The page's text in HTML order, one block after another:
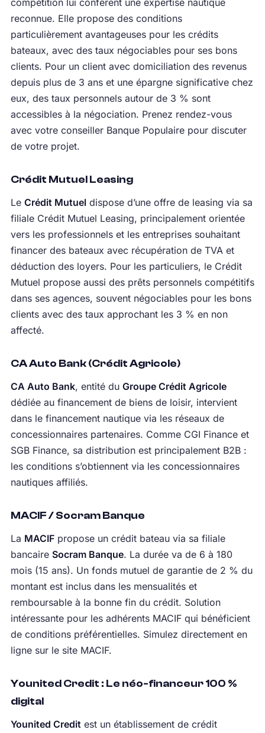
compétition lui confèrent une expertise nautique
reconnue. Elle propose des conditions
particulièrement avantageuses pour les crédits
bateaux, avec des taux négociables pour ses bons
clients. Pour un client avec domiciliation des revenus
depuis plus de 3 ans et une épargne significative chez
eux, des taux personnels autour de 3 % sont
accessibles à la négociation. Prenez rendez-vous
avec votre conseiller Banque Populaire pour discuter
de votre projet.
Crédit Mutuel Leasing
Le Crédit Mutueldispose d’une offre de leasing via sa
filiale Crédit Mutuel Leasing, principalement orientée
vers les professionnels et les entreprises souhaitant
financer des bateaux avec récupération de TVA et
déduction des loyers. Pour les particuliers, le Crédit
Mutuel propose aussi des prêts personnels compétitifs
dans ses agences, souvent négociables pour les bons
clients avec des taux approchant les 3 % en non
affecté.
CA Auto Bank (Crédit Agricole)
CA Auto Bank, entité du Groupe Crédit Agricole
dédiée au financement de biens de loisir, intervient
dans le financement nautique via les réseaux de
concessionnaires partenaires. Comme CGI Finance et
SGB Finance, sa distribution est principalement B2B :
les conditions s’obtiennent via les concessionnaires
nautiques affiliés.
MACIF / Socram Banque
La MACIFpropose un crédit bateau via sa filiale
bancaire Socram Banque. La durée va de 6 à 180
mois (15 ans). Un fonds mutuel de garantie de 2 % du
montant est inclus dans les mensualités et
remboursable à la bonne fin du crédit. Solution
intéressante pour les adhérents MACIF qui bénéficient
de conditions préférentielles. Simulez directement en
ligne sur le site MACIF.
Younited Credit : Le néo-financeur 100 %
digital
Younited Creditest un établissement de crédit